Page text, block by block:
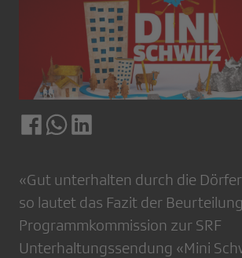
«Gut unterhalten durch die
so lautet das Fazit der
Programmkommission zur SRF
Unterhaltungssendung «Mini